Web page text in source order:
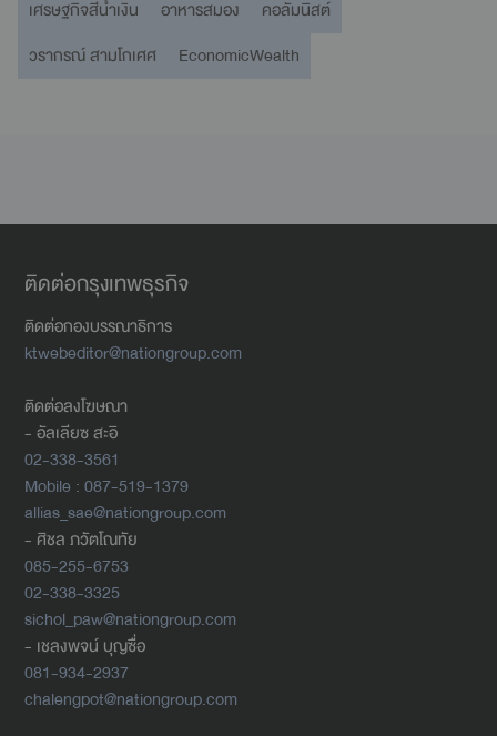
เศรษฐกิจสีน้ำเงิน อาหารสมอง
คอลัมนิสต์
วรากรณ์ สามโกเศศ
EconomicWealth
ติดต่อกรุงเทพธุรกิจ
ติดต่อกองบรรณาธิการ
ktwebeditor@nationgroup.com
ติดต่อลงโฆษณา
- อัลเลียซ สะอิ
02-338-3561
Mobile : 087-519-1379
allias_sae@nationgroup.com
- ศิชล ภวัตโณทัย
085-255-6753
02-338-3325
sichol_paw@nationgroup.com
- เชลงพจน์ บุญซื่อ
081-934-2937
chalengpot@nationgroup.com